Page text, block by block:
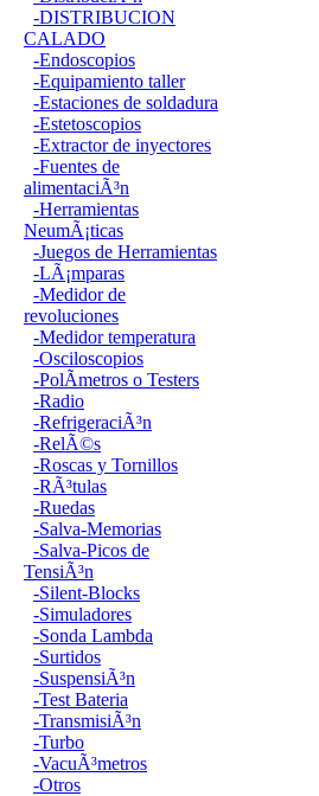
-DISTRIBUCION
CALADO
-Endoscopios
-Equipamiento taller
-Estaciones de soldadura
-Estetoscopios
-Extractor de inyectores
-Fuentes de
alimentaciÃ³n
-Herramientas
NeumÃ¡ticas
-Juegos de Herramientas
-LÃ¡mparas
-Medidor de
revoluciones
-Medidor temperatura
-Osciloscopios
-PolÃ­metros o Testers
-Radio
-RefrigeraciÃ³n
-RelÃ©s
-Roscas y Tornillos
-RÃ³tulas
-Ruedas
-Salva-Memorias
-Salva-Picos de
TensiÃ³n
-Silent-Blocks
-Simuladores
-Sonda Lambda
-Surtidos
-SuspensiÃ³n
-Test Bateria
-TransmisiÃ³n
-Turbo
-VacuÃ³metros
-Otros